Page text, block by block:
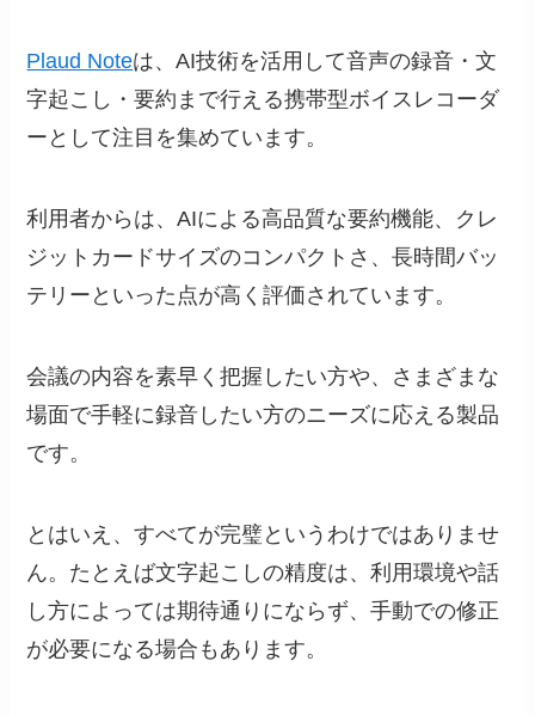
Plaud Noteは、AI技術を活用して音声の録音・文
字起こし・要約まで行える携帯型ボイスレコーダ
ーとして注目を集めています。
利用者からは、AIによる高品質な要約機能、クレ
ジットカードサイズのコンパクトさ、長時間バッ
テリーといった点が高く評価されています。
会議の内容を素早く把握したい方や、さまざまな
場面で手軽に録音したい方のニーズに応える製品
です。
とはいえ、すべてが完璧というわけではありませ
ん。たとえば文字起こしの精度は、利用環境や話
し方によっては期待通りにならず、手動での修正
が必要になる場合もあります。